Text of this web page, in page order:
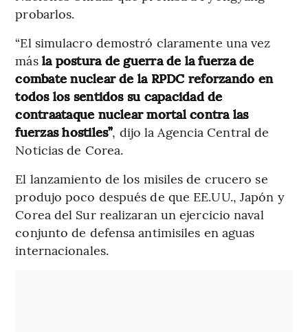
probarlos.
“El simulacro demostró claramente una vez
másla postura de guerra de la fuerza de
combate nuclear de la RPDC reforzando en
todos los sentidos su capacidad de
contraataque nuclear mortal contra las
fuerzas hostiles”, dijo la Agencia Central de
Noticias de Corea.
El lanzamiento de los misiles de crucero se
produjo poco después de que EE.UU., Japón y
Corea del Sur realizaran un ejercicio naval
conjunto de defensa antimisiles en aguas
internacionales.